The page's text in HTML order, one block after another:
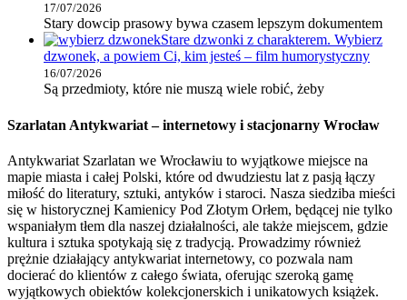
17/07/2026
Stary dowcip prasowy bywa czasem lepszym dokumentem
Stare dzwonki z charakterem. Wybierz
dzwonek, a powiem Ci, kim jesteś – film humorystyczny
16/07/2026
Są przedmioty, które nie muszą wiele robić, żeby
Szarlatan Antykwariat – internetowy i stacjonarny Wrocław
Antykwariat Szarlatan we Wrocławiu to wyjątkowe miejsce na
mapie miasta i całej Polski, które od dwudziestu lat z pasją łączy
miłość do literatury, sztuki, antyków i staroci. Nasza siedziba mieści
się w historycznej Kamienicy Pod Złotym Orłem, będącej nie tylko
wspaniałym tłem dla naszej działalności, ale także miejscem, gdzie
kultura i sztuka spotykają się z tradycją. Prowadzimy również
prężnie działający antykwariat internetowy, co pozwala nam
docierać do klientów z całego świata, oferując szeroką gamę
wyjątkowych obiektów kolekcjonerskich i unikatowych książek.